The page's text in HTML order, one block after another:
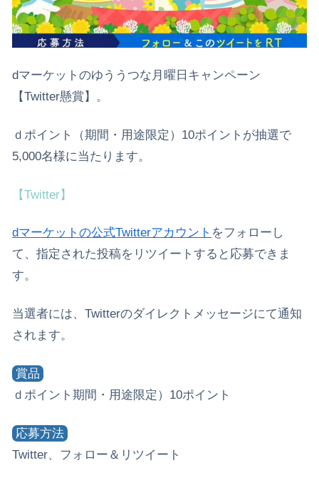
dマーケットのゆううつな月曜日キャンペーン
【Twitter懸賞】。
ｄポイント（期間・用途限定）10ポイントが抽選で
5,000名様に当たります。
【Twitter】
dマーケットの公式Twitterアカウント をフォローし
て、指定された投稿をリツイートすると応募できま
す。
当選者には、Twitterのダイレクトメッセージにて通知
されます。
賞品
ｄポイント期間・用途限定）10ポイント
応募方法
Twitter、フォロー＆リツイート